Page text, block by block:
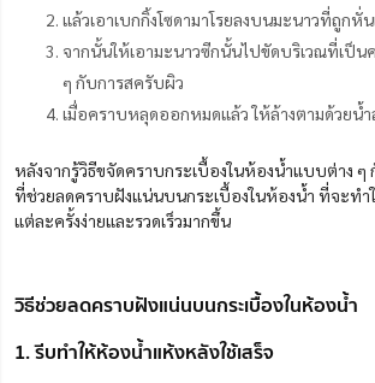
แล้วเอาเบกกิ้งโซดามาโรยลงบนมะนาวที่ถูกหั่
จากนั้นให้เอามะนาวซีกนั้นไปขัดบริเวณที่เป็น
ๆ กับการสครับผิว
เมื่อคราบหลุดออกหมดแล้ว ให้ล้างตามด้วยน้
หลังจากรู้วิธีขจัดคราบกระเบื้องในห้องน้ำแบบต่าง ๆ
ที่ช่วยลดคราบฝังแน่นบนกระเบื้องในห้องน้ำ ที่จะทำ
แต่ละครั้งง่ายและรวดเร็วมากขึ้น
วิธีช่วยลดคราบฝังแน่นบนกระเบื้องในห้องน้ำ
1. รีบทำให้ห้องน้ำแห้งหลังใช้เสร็จ